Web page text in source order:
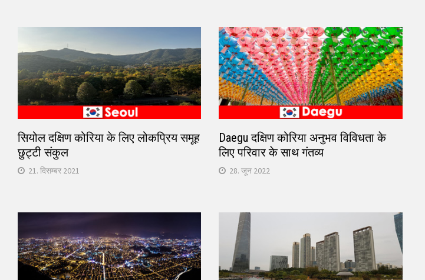
सियोल दक्षिण कोरिया के लिए लोकप्रिय समूह
छुट्टी संकुल
21. दिसम्बर 2021
Daegu दक्षिण कोरिया अनुभव विविधता के
लिए परिवार के साथ गंतव्य
28. जून 2022